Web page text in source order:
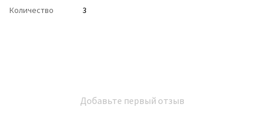
Количество
3
Добавьте первый отзыв